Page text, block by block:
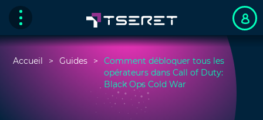
Accueil Guides
Comment débloquer tous les
opérateurs dans Call of Duty:
Black Ops Cold War